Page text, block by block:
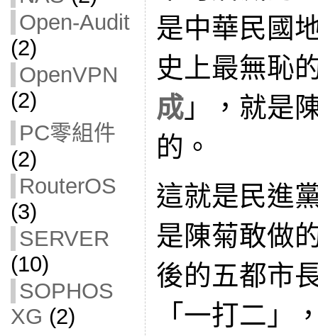
Open-Audit
(2)
OpenVPN
(2)
PC零組件
(2)
RouterOS
(3)
SERVER
(10)
SOPHOS
XG (2)
是中華民國
史上最無恥
成」，就是
的。
這就是民進
是陳菊敢做
後的五都市
「一打二」